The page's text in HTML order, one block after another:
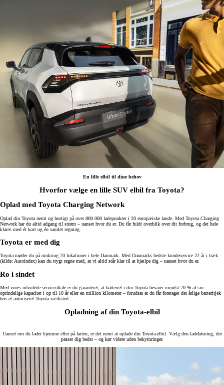
En lille elbil til dine behov
Hvorfor vælge en lille SUV elbil fra Toyota?
Oplad med Toyota Charging Network
Oplad din Toyota nemt og hurtigt på over 800.000 ladepunkter i 20 europæiske lande. Med Toyota Charging
Network har du altid adgang til strøm – uanset hvor du er. Du får fuldt overblik over dit forbrug, og det hele
klares med ét kort og én samlet regning.
Toyota er med dig
Toyota møder du på omkring 70 lokationer i hele Danmark. Med Danmarks bedste kundeservice 22 år i træk
(kilde: Autoindex) kan du trygt regne med, at vi altid står klar til at hjælpe dig – uanset hvor du er.
Ro i sindet
Med vores udvidede serviceaftale er du garanteret, at batteriet i din Toyota bevarer mindst 70 % af sin
oprindelige kapacitet i op til 10 år eller en million kilometer – forudsat at du får foretaget det årlige batteritjek
hos et autoriseret Toyota værksted.
Opladning af din Toyota-elbil
Uanset om du lader hjemme eller på farten, er det nemt at oplade din Toyota-elbil. Vælg den ladeløsning, der
passer dig bedst – og kør videre uden bekymringer.